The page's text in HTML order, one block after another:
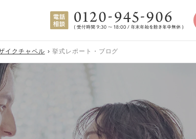
イクチャペル 挙式レポート・ブログ